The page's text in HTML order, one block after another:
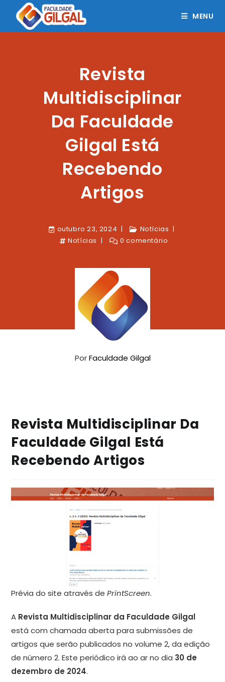
MENU
Revista
Multidisciplinar
Da Faculdade
Gilgal Está
Recebendo
Artigos
outubro 23, 2024
Notícias
Notícias
0 comentário
PorFaculdade Gilgal
Revista Multidisciplinar Da
Faculdade Gilgal Está
Recebendo Artigos
Prévia do site através dePrintScreen.
A Revista Multidisciplinar da Faculdade Gilgal
está com chamada aberta para submissões de
artigos que serão publicados no volume 2, da edição
de número 2. Este periódico irá ao ar no dia 30 de
dezembro de 2024.